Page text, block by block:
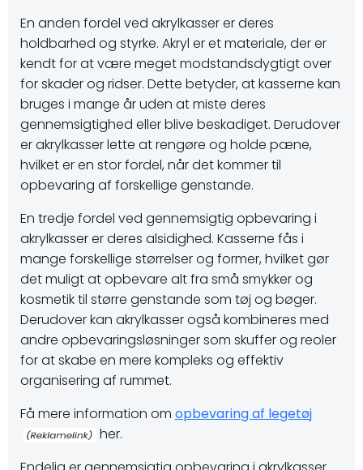
En anden fordel ved akrylkasser er deres
holdbarhed og styrke. Akryl er et materiale, der er
kendt for at være meget modstandsdygtigt over
for skader og ridser. Dette betyder, at kasserne kan
bruges i mange år uden at miste deres
gennemsigtighed eller blive beskadiget. Derudover
er akrylkasser lette at rengøre og holde pæne,
hvilket er en stor fordel, når det kommer til
opbevaring af forskellige genstande.
En tredje fordel ved gennemsigtig opbevaring i
akrylkasser er deres alsidighed. Kasserne fås i
mange forskellige størrelser og former, hvilket gør
det muligt at opbevare alt fra små smykker og
kosmetik til større genstande som tøj og bøger.
Derudover kan akrylkasser også kombineres med
andre opbevaringsløsninger som skuffer og reoler
for at skabe en mere kompleks og effektiv
organisering af rummet.
Få mere information om opbevaring af legetøj
her.